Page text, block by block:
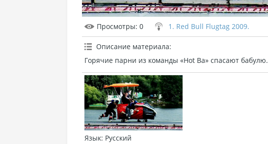
Просмотры: 0 1. Red Bull Flugtag 2009.
Описание материала:
Горячие парни из команды «Hot Ba» спасают бабулю.
Язык: Русский